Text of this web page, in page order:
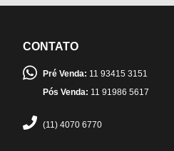
CONTATO
Pré Venda: 11 93415 3151
Pós Venda: 11 91986 5617
(11) 4070 6770